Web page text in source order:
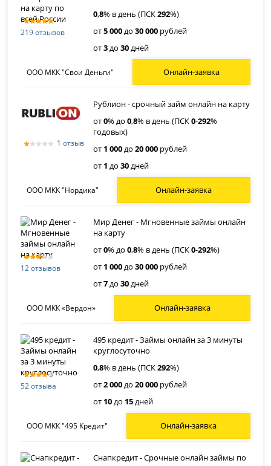
219 отзывов
0,8% в день (ПСК292%)
от5 000до30 000 рублей
от3до30дней
ООО МКК "Свои Деньги" Онлайн-заявка
1 отзыв
Рублион - срочный займ онлайн на карту
от0% до0,8% в день (ПСК0-292%
годовых)
от 1 000до20 000 рублей
от 1 до30дней
ООО МКК "Нордика" Онлайн-заявка
12 отзывов
Мир Денег - Мгновенные займы онлайн
на карту
от0% до0,8% в день (ПСК0-292%)
от 1 000до30 000 рублей
от7до30дней
ООО МКК «Вердон» Онлайн-заявка
52 отзыва
495 кредит - Займы онлайн за 3 минуты
круглосуточно
0,8% в день (ПСК292%)
от2 000до20 000 рублей
от 10до 15дней
ООО МКК "495 Кредит" Онлайн-заявка
Снапкредит - Срочные онлайн займы по